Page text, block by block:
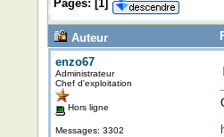
Pages: [1]
Auteur
enzo67
Administrateur
Chef d'exploitation
Hors ligne
Messages: 3302